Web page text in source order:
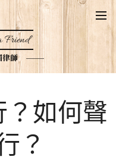
Friend
律師
如何聲
？